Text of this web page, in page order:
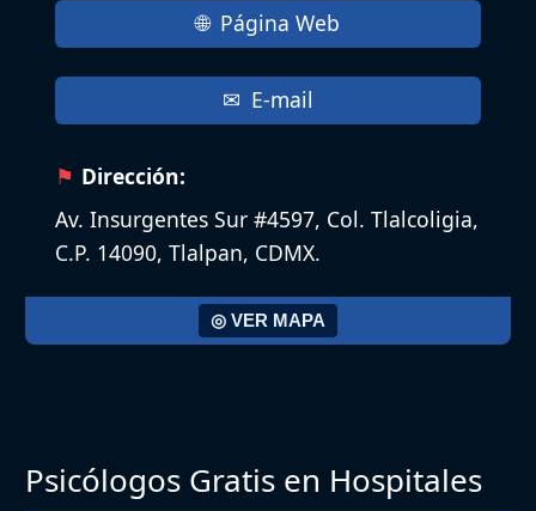
Página Web
E-mail
Dirección:
Av. Insurgentes Sur #4597, Col. Tlalcoligia,
C.P. 14090, Tlalpan, CDMX.
◎ VER MAPA
Psicólogos Gratis en Hospitales